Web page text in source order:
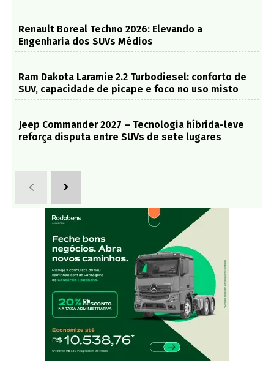
Renault Boreal Techno 2026: Elevando a
Engenharia dos SUVs Médios
Ram Dakota Laramie 2.2 Turbodiesel: conforto de
SUV, capacidade de picape e foco no uso misto
Jeep Commander 2027 – Tecnologia híbrida-leve
reforça disputa entre SUVs de sete lugares